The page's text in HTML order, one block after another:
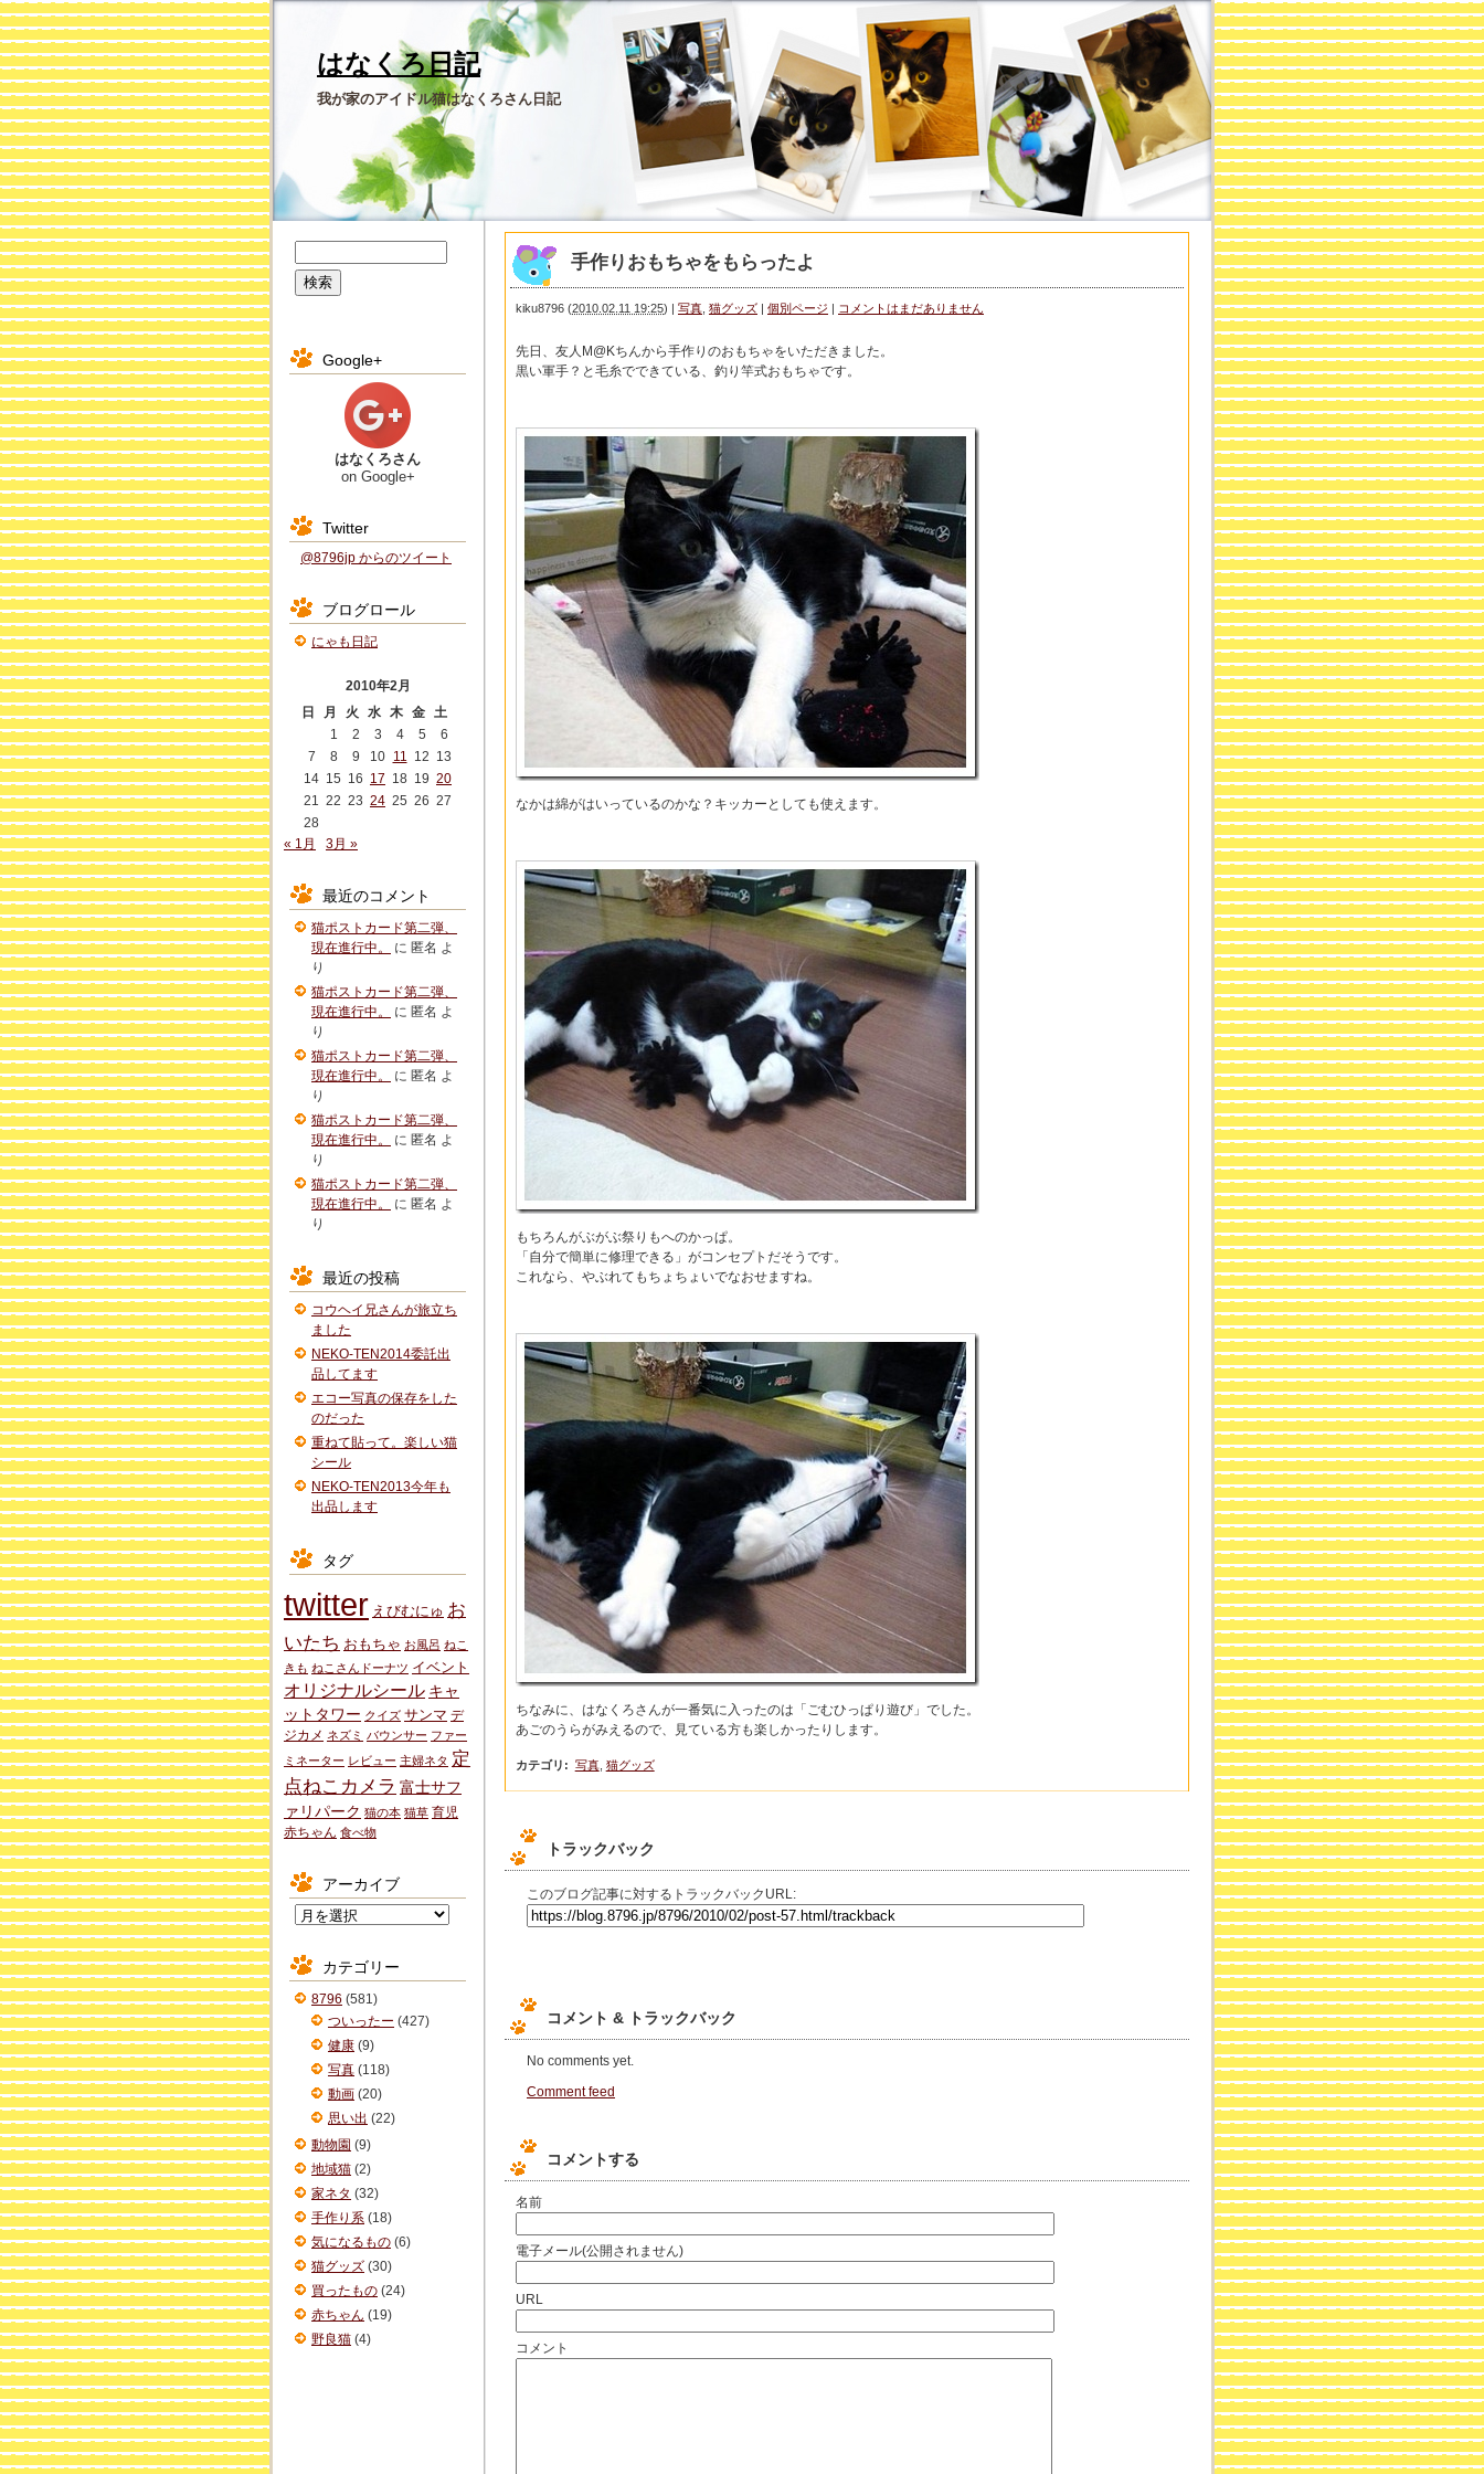
はなくろ日記
我が家のアイドル猫はなくろさん日記
手作りおもちゃをもらったよ
kiku8796 (2010.02.11 19:25) | 写真 猫グッズ | 個別ページ | コメントはまだありません
先日、友人M@Kちんから手作りのおもちゃをいただきました。
黒い軍手？と毛糸でできている、釣り竿式おもちゃです。
なかは綿がはいっているのかな？キッカーとしても使えます。
もちろんがぶがぶ祭りもへのかっぱ。
「自分で簡単に修理できる」がコンセプトだそうです。
これなら、やぶれてもちょちょいでなおせますね。
ちなみに、はなくろさんが一番気に入ったのは「ごむひっぱり遊び」でした。
あごのうらがみえるので、見ている方も楽しかったりします。
カテゴリ : 写真, 猫グッズ
トラックバック
このブログ記事に対するトラックバックURL:
コメント & トラックバック
No comments yet.
Comment feed
コメントする
名前
電子メール(公開されません)
URL
コメント
Google+
はなくろさん
on Google+
Twitter
@8796jp からのツイート
ブログロール
にゃも日記
2010年2月
日
月 火 水 木 金 土
1
2 3 4 5
6
7
8 9 10 11 12 13
14 15 16 17 18 19 20
21 22 23 24 25 26 27
28
« 1月
3月 »
最近のコメント
猫ポストカード第二弾、
現在進行中。
に 匿名 よ
り
猫ポストカード第二弾、
現在進行中。
に 匿名 よ
り
猫ポストカード第二弾、
現在進行中。
に 匿名 よ
り
猫ポストカード第二弾、
現在進行中。
に 匿名 よ
り
猫ポストカード第二弾、
現在進行中。
に 匿名 よ
り
最近の投稿
コウヘイ兄さんが旅立ち
ました
NEKO-TEN2014委託出
品してます
エコー写真の保存をした
のだった
重ねて貼って。楽しい猫
シール
NEKO-TEN2013今年も
出品します
タグ
twitter えびむにゅ お
いたち おもちゃ お風呂 ねこ
きも ねこさんドーナツ イベント
オリジナルシール キャ
ットタワー クイズ サンマ デ
ジカメ ネズミ バウンサー ファー
ミネーター レビュー 主婦ネタ 定
点ねこカメラ 富士サフ
ァリパーク 猫の本 猫草 育児
赤ちゃん 食べ物
アーカイブ
イ
ブ
カテゴリー
8796 (581)
ついったー (427)
健康 (9)
写真 (118)
動画 (20)
思い出 (22)
動物園 (9)
地域猫 (2)
家ネタ (32)
手作り系 (18)
気になるもの (6)
猫グッズ (30)
買ったもの (24)
赤ちゃん (19)
野良猫 (4)